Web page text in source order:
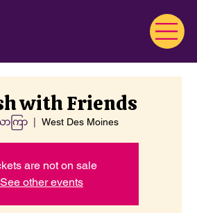
with Friends
ာကြာ West Des Moines
are not on sale
See other events